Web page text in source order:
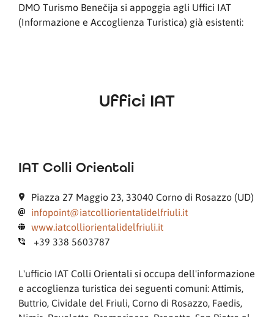
DMO Turismo Benečija si appoggia agli Uffici IAT
(Informazione e Accoglienza Turistica) già esistenti:
Uffici IAT
IAT Colli Orientali
Piazza 27 Maggio 23, 33040 Corno di Rosazzo (UD)
infopoint@iatcolliorientalidelfriuli.it
www.iatcolliorientalidelfriuli.it
+39 338 5603787
L'ufficio IAT Colli Orientali si occupa dell'informazione
e accoglienza turistica dei seguenti comuni: Attimis,
Buttrio, Cividale del Friuli, Corno di Rosazzo, Faedis,